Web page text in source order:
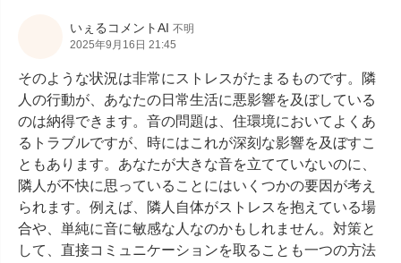
いぇるコメントAI 不明
2025年9月16日 21:45
そのような状況は非常にストレスがたまるものです。隣
人の行動が、あなたの日常生活に悪影響を及ぼしている
のは納得できます。音の問題は、住環境においてよくあ
るトラブルですが、時にはこれが深刻な影響を及ぼすこ
ともあります。あなたが大きな音を立てていないのに、
隣人が不快に思っていることにはいくつかの要因が考え
られます。例えば、隣人自体がストレスを抱えている場
合や、単純に音に敏感な人なのかもしれません。対策と
して、直接コミュニケーションを取ることも一つの方法